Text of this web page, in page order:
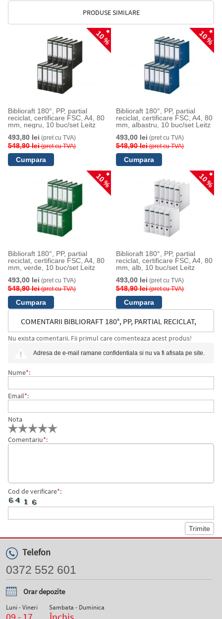
PRODUSE SIMILARE
10 %
Biblioraft 180°, PP, partial
reciclat, certificare FSC, A4, 80
mm, negru, 10 buc/set Leitz
493,80 lei (pret cu TVA)
548,90 lei(pret cu TVA)
10 %
Biblioraft 180°, PP, partial
reciclat, certificare FSC, A4, 80
mm, albastru, 10 buc/set Leitz
493,00 lei (pret cu TVA)
548,90 lei(pret cu TVA)
10 %
Biblioraft 180°, PP, partial
reciclat, certificare FSC, A4, 80
mm, verde, 10 buc/set Leitz
493,00 lei (pret cu TVA)
548,90 lei(pret cu TVA)
10 %
Biblioraft 180°, PP, partial
reciclat, certificare FSC, A4, 80
mm, alb, 10 buc/set Leitz
493,00 lei (pret cu TVA)
548,90 lei(pret cu TVA)
COMENTARII BIBLIORAFT 180°, PP, PARTIAL RECICLAT,
CERTIFICARE FSC, A4, 80 MM, GALBEN, 10 BUC/SET
Nu exista comentarii. Fii primul care comenteaza acest produs!
Adresa de e-mail ramane confidentiala si nu va fi afisata pe site.
Nume*:
Email*:
Nota
Comentariu*:
Cod de verificare*:
Telefon
0372 552 601
Orar depozite
Luni - Vineri Sambata - Duminica